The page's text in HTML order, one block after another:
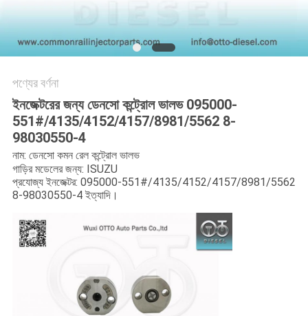
পণ্যের বর্ণনা
ইনজেক্টরের জন্য ডেনসো কন্ট্রোল ভালভ 095000-
551#/4135/4152/4157/8981/5562 8-
98030550-4
নাম: ডেনসো কমন রেল কন্ট্রোল ভালভ
গাড়ির মডেলের জন্য: ISUZU
প্রযোজ্য ইনজেক্টর: 095000-551#/4135/4152/4157/8981/5562
8-98030550-4 ইত্যাদি।